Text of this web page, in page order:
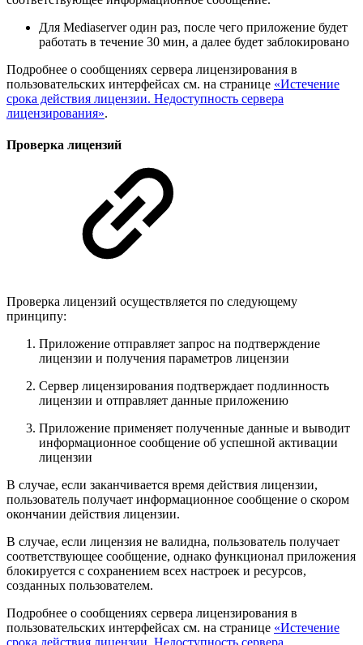
Для Mediaserver один раз, после чего приложение будет
работать в течение 30 мин, а далее будет заблокировано
Подробнее о сообщениях сервера лицензирования в
пользовательских интерфейсах см. на странице «Истечение
срока действия лицензии. Недоступность сервера
лицензирования».
Проверка лицензий
Проверка лицензий осуществляется по следующему
принципу:
Приложение отправляет запрос на подтверждение
лицензии и получения параметров лицензии
Сервер лицензирования подтверждает подлинность
лицензии и отправляет данные приложению
Приложение применяет полученные данные и выводит
информационное сообщение об успешной активации
лицензии
В случае, если заканчивается время действия лицензии,
пользователь получает информационное сообщение о скором
окончании действия лицензии.
В случае, если лицензия не валидна, пользователь получает
соответствующее сообщение, однако функционал приложения
блокируется с сохранением всех настроек и ресурсов,
созданных пользователем.
Подробнее о сообщениях сервера лицензирования в
пользовательских интерфейсах см. на странице «Истечение